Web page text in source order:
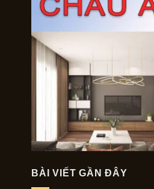
BÀI VIẾT GẦN ĐÂY